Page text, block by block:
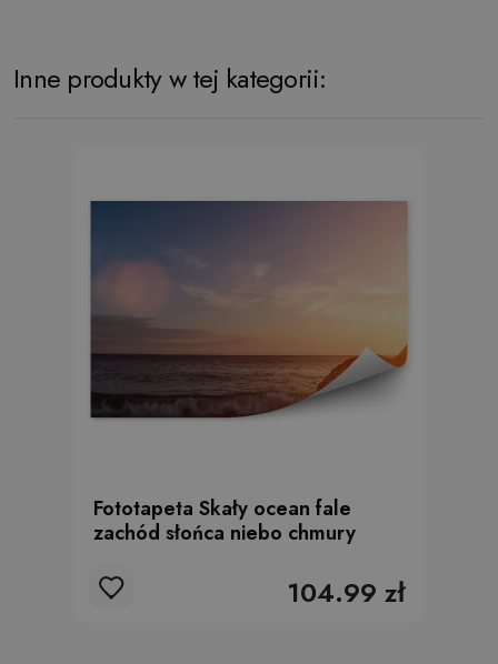
Inne produkty w tej kategorii:
Fototapeta Skały ocean fale
zachód słońca niebo chmury
104.99 zł